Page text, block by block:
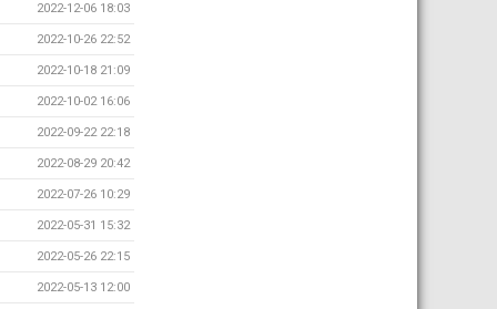
2022-12-06 18:03
2022-10-26 22:52
2022-10-18 21:09
2022-10-02 16:06
2022-09-22 22:18
2022-08-29 20:42
2022-07-26 10:29
2022-05-31 15:32
2022-05-26 22:15
2022-05-13 12:00